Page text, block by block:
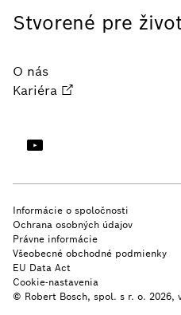
Stvorené pre
O nás
Kariéra
© Robert Bosch, spol. s r. o. 2026,
Informácie o spoločnosti
Ochrana osobných údajov
Právne informácie
Všeobecné obchodné podmienky
EU Data Act
Cookie-nastavenia